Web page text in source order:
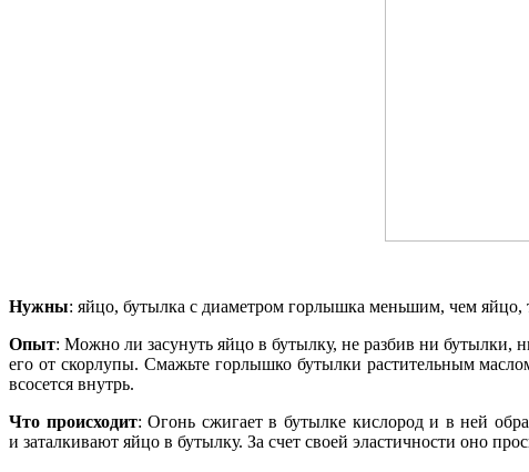
Нужны: яйцо, бутылка с диаметром горлышка меньшим, чем яйцо,
Опыт: Можно ли засунуть яйцо в бутылку, не разбив ни
его от скорлупы. Смажьте горлышко бутылки растительным
всосется внутрь.
Что происходит: Огонь сжигает в бутылке кислород и в ней
и заталкивают яйцо в бутылку. За счет своей эластичности оно